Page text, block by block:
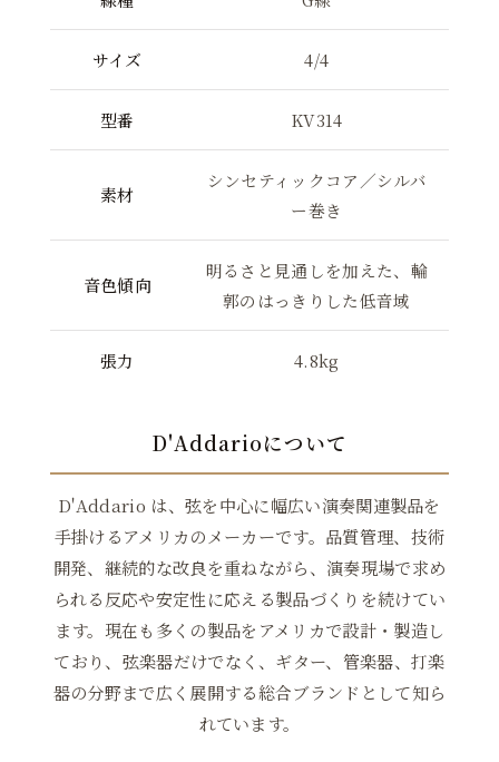
サイズ 4/4
型番 KV314
素材
シンセティックコア／シルバ
ー巻き
音色傾向
明るさと見通しを加えた、輪
郭のはっきりした低音域
張力 4.8kg
D'Addarioについて
D'Addario は、弦を中心に幅広い演奏関連製品を
手掛けるアメリカのメーカーです。品質管理、技術
開発、継続的な改良を重ねながら、演奏現場で求め
られる反応や安定性に応える製品づくりを続けてい
ます。現在も多くの製品をアメリカで設計・製造し
ており、弦楽器だけでなく、ギター、管楽器、打楽
器の分野まで広く展開する総合ブランドとして知ら
れています。